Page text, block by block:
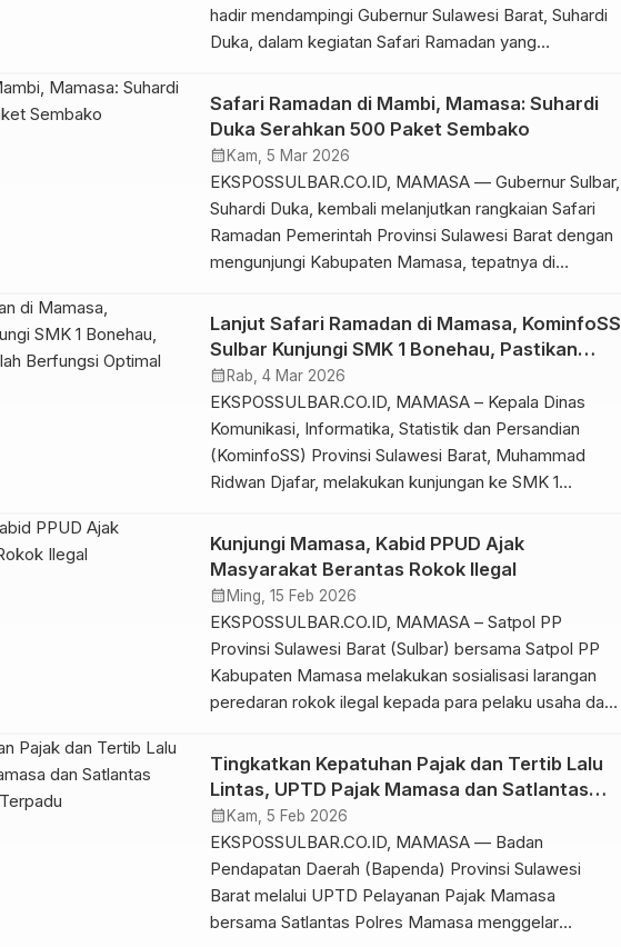
hadir mendampingi Gubernur Sulawesi Barat, Suhardi
Duka, dalam kegiatan Safari Ramadan yang
Mambi, Kabupaten Mamasa. Rabu, 4 Maret 2026.
Kegiatan ini bertujuan untuk memberikan bantuan
sembako kepada masyarakat, serta membawa
manfaat dan keberkahan selama bulan suci Ramadan.
Dalam […]
Safari Ramadan di Mambi, Mamasa: Suhardi
Duka Serahkan 500 Paket Sembako
calendar_month Kam, 5 Mar 2026
EKSPOSSULBAR.CO.ID, MAMASA — Gubernur Sulbar,
Suhardi Duka, kembali melanjutkan rangkaian Safari
Ramadan Pemerintah Provinsi Sulawesi Barat dengan
mengunjungi Kabupaten Mamasa, tepatnya di
kegiatan tersebut, Gubernur Sulbar didampingi
Sekretaris Daerah Sulbar Junda Maulana, Wakil Ketua
DPRD Sulbar Suraidah Suhardi, jajaran kepala OPD,
serta unsur Forkopimda. Agenda Safari Ramadan
diawali […]
Lanjut Safari Ramadan di Mamasa, KominfoSS
Sulbar Kunjungi SMK 1 Bonehau, Pastikan
Internet Sekolah Berfungsi Optimal
calendar_month Rab, 4 Mar 2026
EKSPOSSULBAR.CO.ID, MAMASA – Kepala Dinas
Komunikasi, Informatika, Statistik dan Persandian
(KominfoSS) Provinsi Sulawesi Barat, Muhammad
Ridwan Djafar, melakukan kunjungan ke SMK 1
langsung operasional bantuan layanan internet yang
telah disalurkan di sekolah tersebut. Kunjungan ini
merupakan bagian dari komitmen Pemprov Sulbar
dalam mendukung penguatan transformasi digital
sektor pendidikan […]
Kunjungi Mamasa, Kabid PPUD Ajak
Masyarakat Berantas Rokok Ilegal
calendar_month Ming, 15 Feb 2026
EKSPOSSULBAR.CO.ID, MAMASA – Satpol PP
Provinsi Sulawesi Barat (Sulbar) bersama Satpol PP
Kabupaten Mamasa melakukan sosialisasi larangan
peredaran rokok ilegal kepada para pelaku usaha dan
Sosialisasi ini dilakukan untuk memberikan
pemahaman kepada masyarakat dan pelaku usaha
mengenai peraturan dan ketentuan yang berlaku
dibidang cukai, utamanya terkait peredaran rokok
ilegal. Kepala […]
Tingkatkan Kepatuhan Pajak dan Tertib Lalu
Lintas, UPTD Pajak Mamasa dan Satlantas
Gelar Operasi Marano Terpadu
calendar_month Kam, 5 Feb 2026
EKSPOSSULBAR.CO.ID, MAMASA — Badan
Pendapatan Daerah (Bapenda) Provinsi Sulawesi
Barat melalui UPTD Pelayanan Pajak Mamasa
bersama Satlantas Polres Mamasa menggelar